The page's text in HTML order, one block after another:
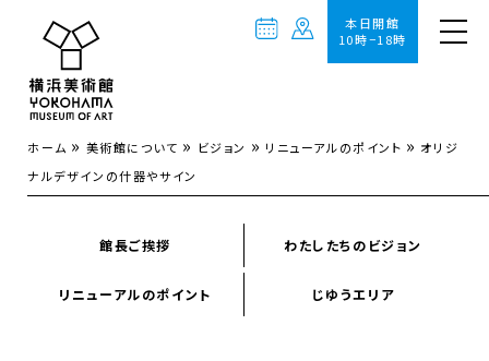
本日開館
10時−18時
ホーム » 美術館について » ビジョン » リニューアルのポイント » オリジ
ナルデザインの什器やサイン
館長ご挨拶 わたしたちのビジョン
リニューアルのポイント じゆうエリア